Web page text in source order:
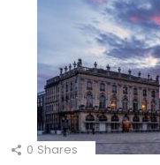
0 Shares